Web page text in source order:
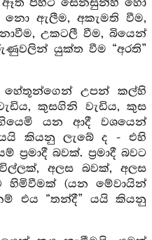
ඈත පිහිටි සෙනසුන්හි හෝ
ඇලීම, අකැමති වීම,
උකටලී වීම, බියෙන්
යුක්ත වීම “අරති”
උපන් කල්හි
කුසගිනි වැඩිය, කුස
යන ආදී වශයෙන්
යයි කියනු ලැබේ ද - එහි
බවක්. ප්‍රමාදී බවට
අලස බවක්, අලස
හිමිවීමක් (යන මේවායින්
එය “තන්දී” යයි කියනු